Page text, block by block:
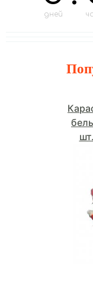
дней
шт.